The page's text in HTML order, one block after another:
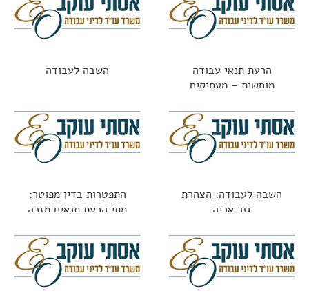
הרעת תנאי עבודה
מוחשית – מעסיקים
השבה לעבודה
השבה לעבודה: הצהרת
גור אריה
התפטרות בדין מפוטר:
מתי הרעת תנאים מזכה